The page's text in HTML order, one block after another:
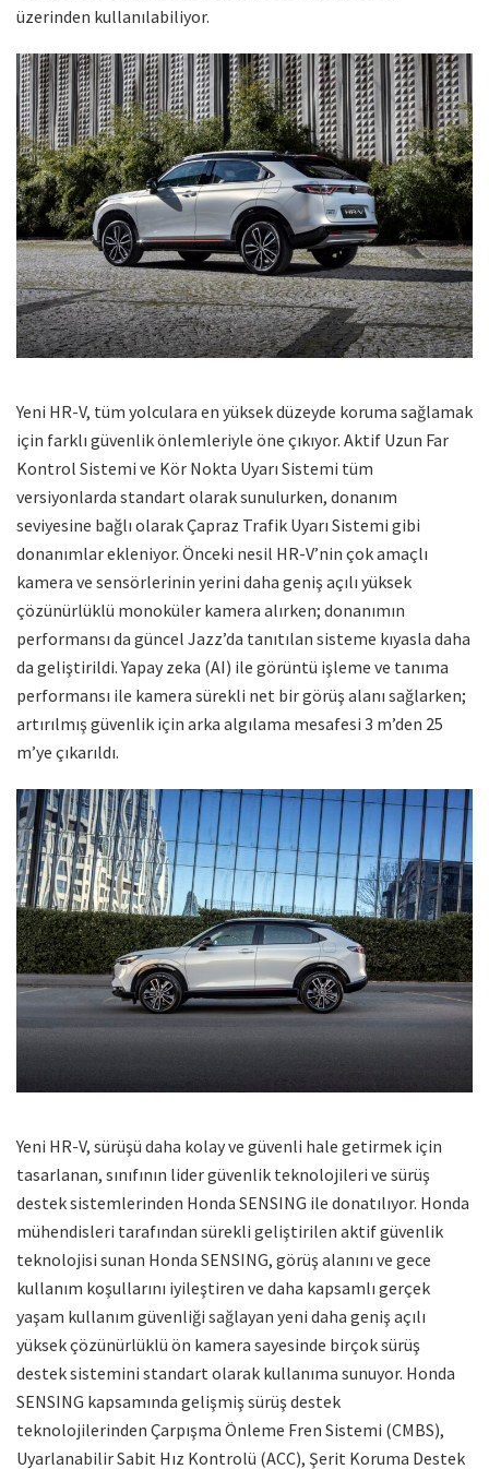
üzerinden kullanılabiliyor.
Yeni HR-V, tüm yolculara en yüksek düzeyde koruma sağlamak
için farklı güvenlik önlemleriyle öne çıkıyor. Aktif Uzun Far
Kontrol Sistemi ve Kör Nokta Uyarı Sistemi tüm
versiyonlarda standart olarak sunulurken, donanım
seviyesine bağlı olarak Çapraz Trafik Uyarı Sistemi gibi
donanımlar ekleniyor. Önceki nesil HR-V’nin çok amaçlı
kamera ve sensörlerinin yerini daha geniş açılı yüksek
çözünürlüklü monoküler kamera alırken; donanımın
performansı da güncel Jazz’da tanıtılan sisteme kıyasla daha
da geliştirildi. Yapay zeka (AI) ile görüntü işleme ve tanıma
performansı ile kamera sürekli net bir görüş alanı sağlarken;
artırılmış güvenlik için arka algılama mesafesi 3 m’den 25
m’ye çıkarıldı.
Yeni HR-V, sürüşü daha kolay ve güvenli hale getirmek için
tasarlanan, sınıfının lider güvenlik teknolojileri ve sürüş
destek sistemlerinden Honda SENSING ile donatılıyor. Honda
mühendisleri tarafından sürekli geliştirilen aktif güvenlik
teknolojisi sunan Honda SENSING, görüş alanını ve gece
kullanım koşullarını iyileştiren ve daha kapsamlı gerçek
yaşam kullanım güvenliği sağlayan yeni daha geniş açılı
yüksek çözünürlüklü ön kamera sayesinde birçok sürüş
destek sistemini standart olarak kullanıma sunuyor. Honda
SENSING kapsamında gelişmiş sürüş destek
teknolojilerinden Çarpışma Önleme Fren Sistemi (CMBS),
Uyarlanabilir Sabit Hız Kontrolü (ACC), Şerit Koruma Destek